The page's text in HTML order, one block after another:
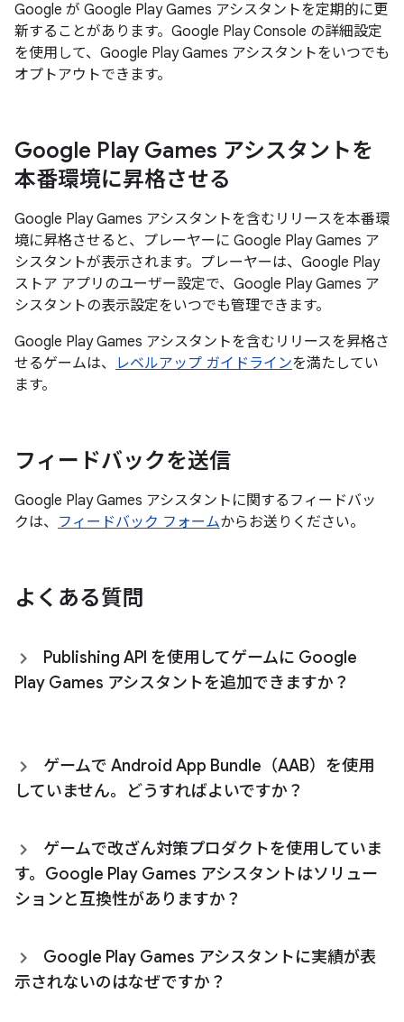
Google が Google Play Games アシスタントを定期的に更
新することがあります。Google Play Console の詳細設定
を使用して、Google Play Games アシスタントをいつでも
オプトアウトできます。
Google Play Games アシスタントを
本番環境に昇格させる
Google Play Games アシスタントを含むリリースを本番環
境に昇格させると、プレーヤーに Google Play Games ア
シスタントが表示されます。プレーヤーは、Google Play
ストア アプリのユーザー設定で、Google Play Games ア
シスタントの表示設定をいつでも管理できます。
Google Play Games アシスタントを含むリリースを昇格さ
せるゲームは、
レベルアップ ガイドラインを満たしてい
ます。
フィードバックを送信
Google Play Games アシスタントに関するフィードバッ
クは、 フィードバック フォームからお送りください。
よくある質問
Publishing API を使用してゲームに Google
Play Games アシスタントを追加できますか？
ゲームで Android App Bundle（AAB）を使用
していません。どうすればよいですか？
ゲームで改ざん対策プロダクトを使用していま
す。Google Play Games アシスタントはソリュー
ションと互換性がありますか？
Google Play Games アシスタントに実績が表
示されないのはなぜですか？